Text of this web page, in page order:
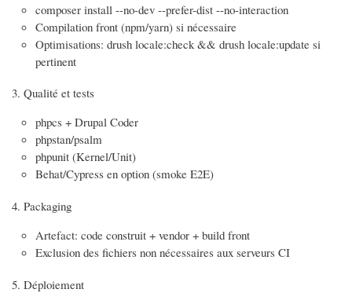
composer install --no-dev --prefer-dist --no-interaction
Compilation front (npm/yarn) si nécessaire
Optimisations: drush locale:check && drush locale:update si
pertinent
Qualité et tests
phpcs + Drupal Coder
phpstan/psalm
phpunit (Kernel/Unit)
Behat/Cypress en option (smoke E2E)
Packaging
Artefact: code construit + vendor + build front
Exclusion des fichiers non nécessaires aux serveurs CI
Déploiement